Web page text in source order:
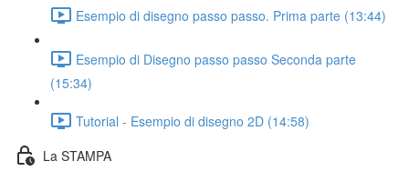
Esempio di disegno passo passo. Prima parte (13:44)
Esempio di Disegno passo passo Seconda parte
(15:34)
Tutorial - Esempio di disegno 2D (14:58)
La STAMPA